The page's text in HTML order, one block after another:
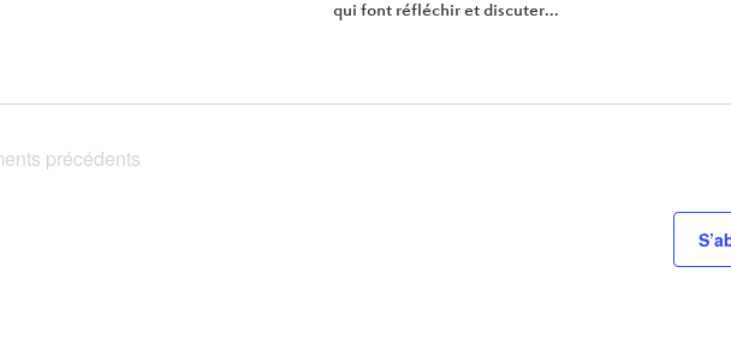
qui font réfléchir et discuter...
précédents